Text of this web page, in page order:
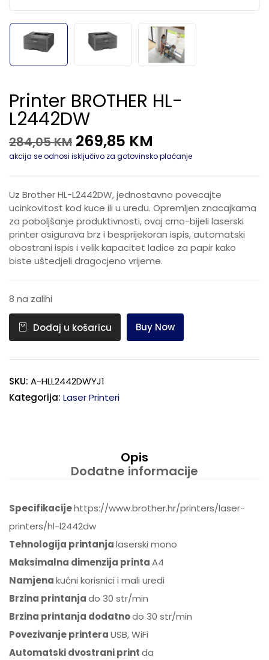
Printer BROTHER HL-
L2442DW
284,05KM 269,85 KM
akcija se odnosi isključivo za gotovinsko plaćanje
Uz Brother HL-L2442DW, jednostavno povecajte
ucinkovitost kod kuce ili u uredu. Opremljen znacajkama
za poboljšanje produktivnosti, ovaj crno-bijeli laserski
printer osigurava brz i besprijekoran ispis, automatski
obostrani ispis i velik kapacitet ladice za papir kako
biste uštedjeli dragocjeno vrijeme.
8 na zalihi
Dodaj u košaricu Buy Now
SKU: A-HLL2442DWYJ1
Kategorija: Laser Printeri
Opis
Dodatne informacije
Specifikacijehttps://www.brother.hr/printers/laser-
printers/hl-l2442dw
Tehnologija printanjalaserski mono
Maksimalna dimenzija printaA4
Namjenakućni korisnici i mali uredi
Brzina printanjado 30 str/min
Brzina printanja dodatnodo 30 str/min
Povezivanje printeraUSB, WiFi
Automatski dvostrani printda